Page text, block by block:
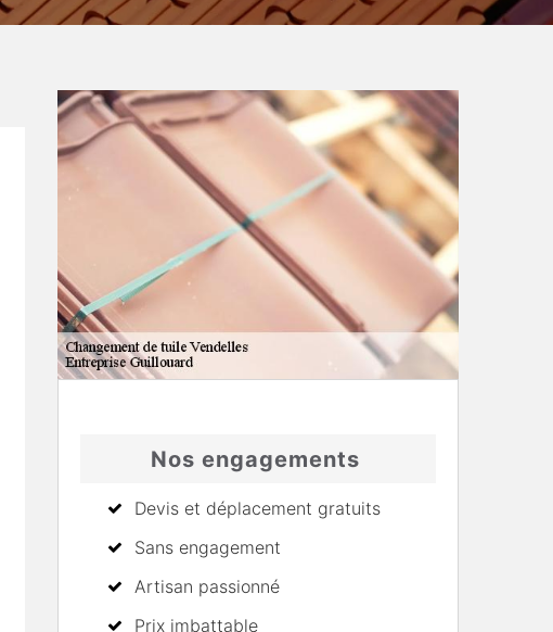
Nos engagements
Devis et déplacement gratuits
Sans engagement
Artisan passionné
Prix imbattable